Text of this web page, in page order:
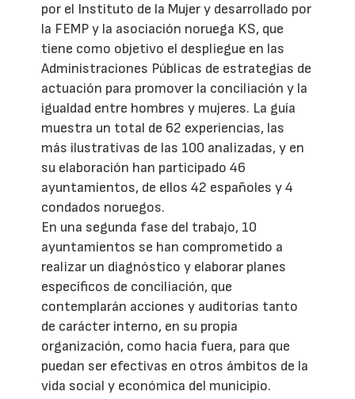
por el Instituto de la Mujer y desarrollado por
la FEMP y la asociación noruega KS, que
tiene como objetivo el despliegue en las
Administraciones Públicas de estrategias de
actuación para promover la conciliación y la
igualdad entre hombres y mujeres. La guía
muestra un total de 62 experiencias, las
más ilustrativas de las 100 analizadas, y en
su elaboración han participado 46
ayuntamientos, de ellos 42 españoles y 4
condados noruegos.
En una segunda fase del trabajo, 10
ayuntamientos se han comprometido a
realizar un diagnóstico y elaborar planes
específicos de conciliación, que
contemplarán acciones y auditorías tanto
de carácter interno, en su propia
organización, como hacia fuera, para que
puedan ser efectivas en otros ámbitos de la
vida social y económica del municipio.